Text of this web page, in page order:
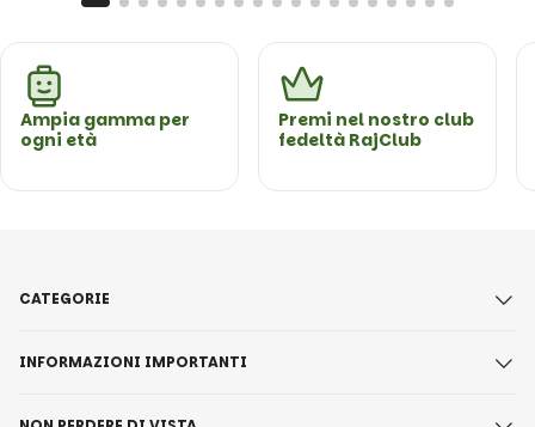
Ampia gamma per
ogni età
Premi nel nostro club
fedeltà RajClub
CATEGORIE
INFORMAZIONI IMPORTANTI